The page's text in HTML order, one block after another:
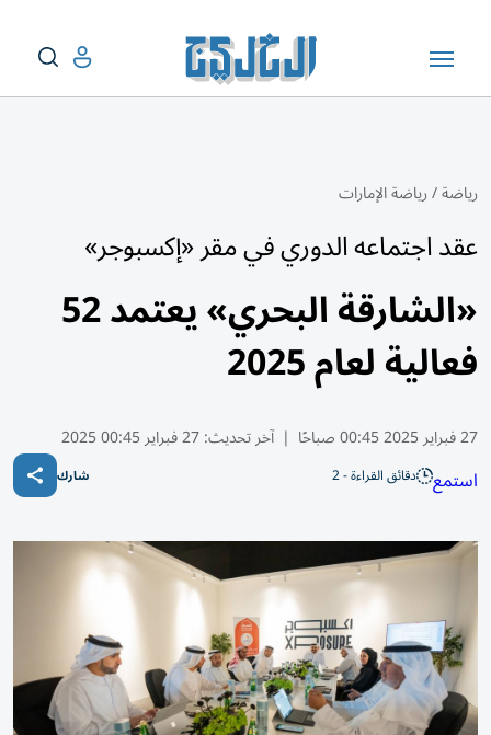
رياضة/رياضة الإمارات
عقد اجتماعه الدوري في مقر «إكسبوجر»
«الشارقة البحري» يعتمد 52
فعالية لعام 2025
27 فبراير 2025 00:45 صباحًا | آخر تحديث:27 فبراير 00:45 2025
استمع دقائق القراءة - 2 شارك